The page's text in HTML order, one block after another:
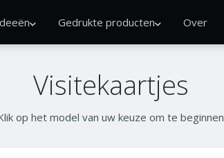
Gedrukte producten Over
Visitekaartjes
op het model van uw keuze om te beginnen